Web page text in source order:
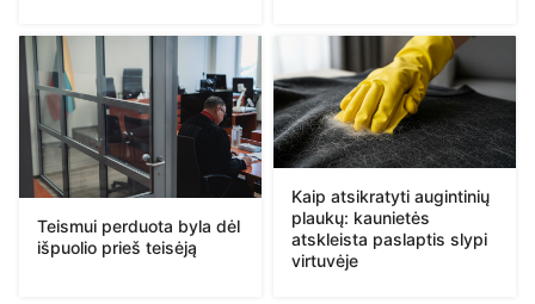
Teismui perduota byla dėl
išpuolio prieš teisėją
Kaip atsikratyti augintinių
plaukų: kaunietės
atskleista paslaptis slypi
virtuvėje